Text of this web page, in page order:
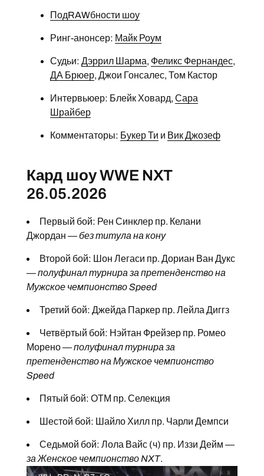
ПодRAWбности шоу
Ринг-анонсер: Майк Роум
Судьи: Дэррил Шарма, Феликс Фернандес,
ДА Брюер, Джои Гонсалес, Том Кастор
Интервьюер: Блейк Ховард, Сара
Шрайбер
Комментаторы: Букер Ти и Вик Джозеф
Кард шоу WWE NXT
26.05.2026
Первый бой: Рен Синклер пр. Келани
Джордан —без титула на кону
Второй бой: Шон Легаси пр. Дориан Ван Дукс
—полуфинал турнира за претенденство на
Мужское чемпионство Speed
Третий бой: Джейда Паркер пр. Лейла Диггз
Четвёртый бой: Нэйтан Фрейзер пр. Ромео
Морено —полуфинал турнира за
претенденство на Мужское чемпионство
Speed
Пятый бой: ОТМ пр. Селекция
Шестой бой: Шайло Хилл пр. Чарли Демпси
Седьмой бой: Лола Вайс (ч) пр. Иззи Дейм —
за Женское чемпионство NXT.